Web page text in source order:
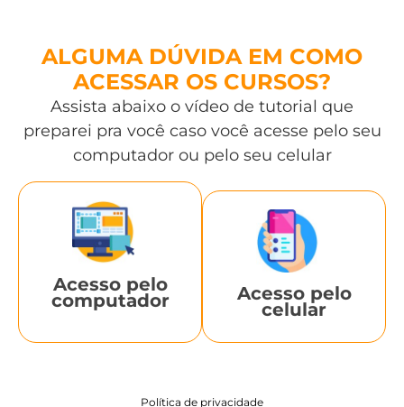
ALGUMA DÚVIDA EM COMO
ACESSAR OS CURSOS?
Assista abaixo o vídeo de tutorial que
preparei pra você caso você acesse pelo seu
computador ou pelo seu celular
Acesso pelo
computador Acesso pelo
celular
Política de privacidade